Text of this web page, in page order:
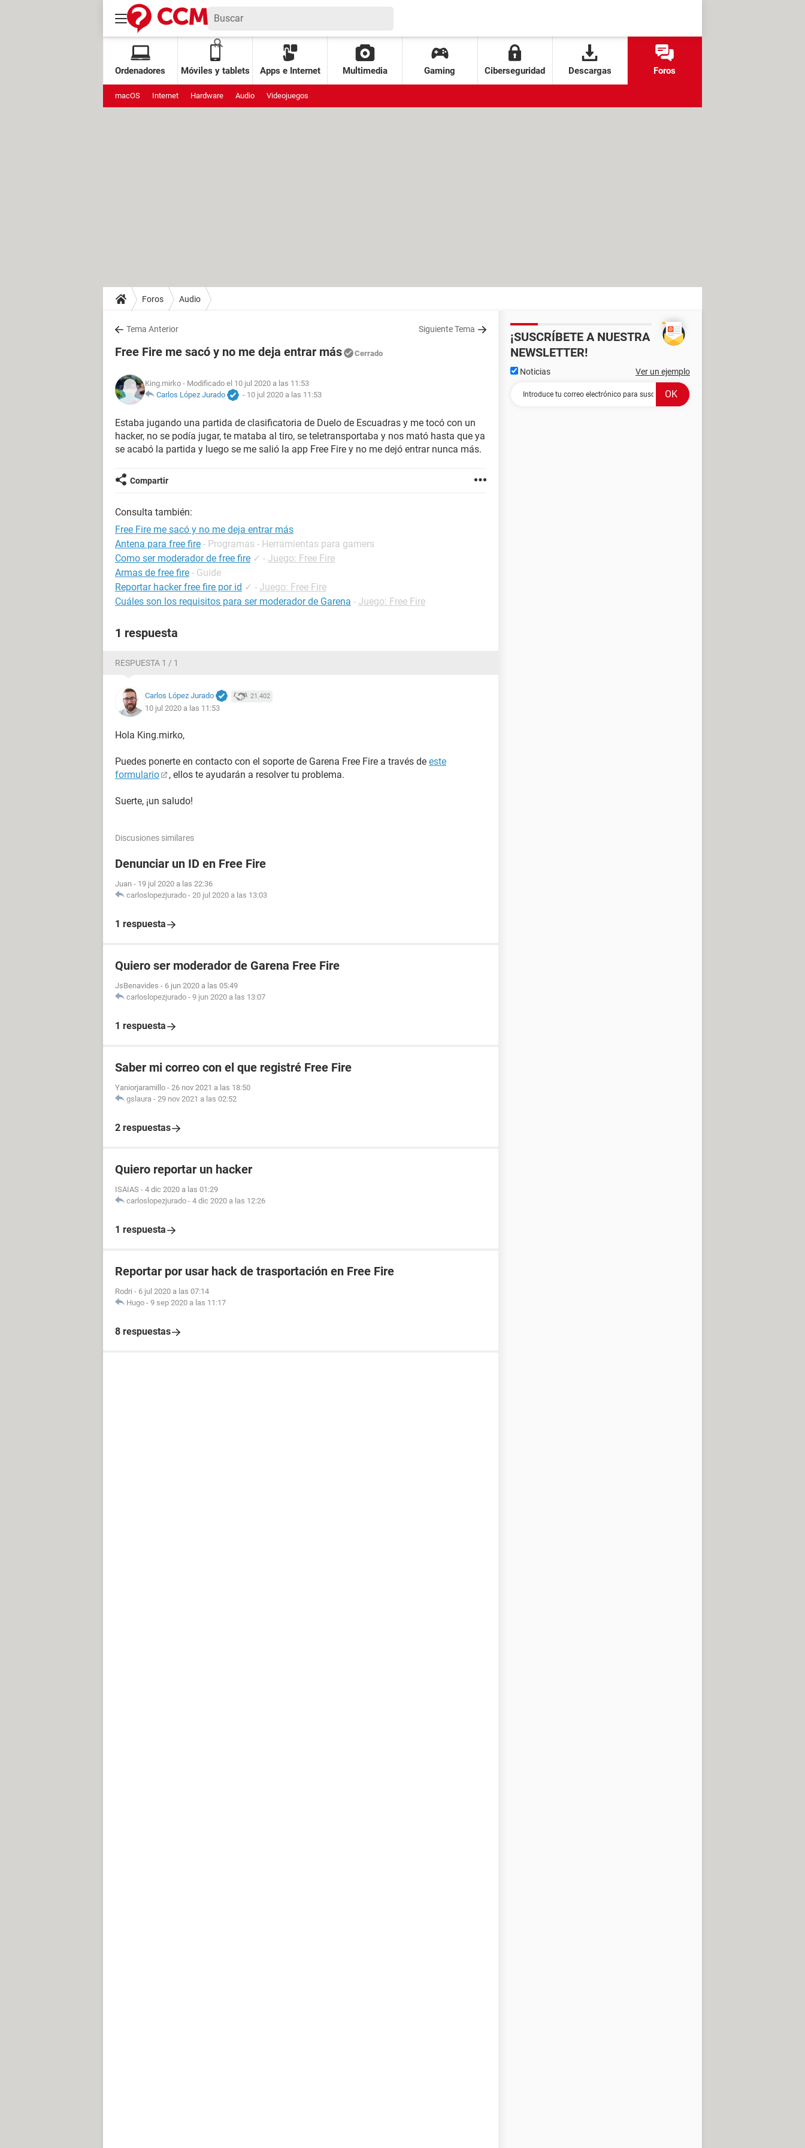
Ordenadores Móviles y tablets Apps e Internet Multimedia Gaming Ciberseguridad Descargas Foros
macOS Internet Hardware Audio Videojuegos
Foros Audio
Tema Anterior Siguiente Tema
Free Fire me sacó y no me deja entrar más Cerrado
King.mirko - Modificado el 10 jul 2020 a las 11:53
Carlos López Jurado
- 10 jul 2020 a las 11:53
Estaba jugando una partida de clasificatoria de Duelo de Escuadras y me tocó con un
hacker, no se podía jugar, te mataba al tiro, se teletransportaba y nos mató hasta que ya
se acabó la partida y luego se me salió la app Free Fire y no me dejó entrar nunca más.
Compartir
Consulta también:
Free Fire me sacó y no me deja entrar más
Antena para free fire - Programas - Herramientas para gamers
Como ser moderador de free fire ✓ - Juego: Free Fire
Armas de free fire - Guide
Reportar hacker free fire por id ✓ - Juego: Free Fire
Cuáles son los requisitos para ser moderador de Garena - Juego: Free Fire
1 respuesta
RESPUESTA 1 / 1
Carlos López Jurado 21.402
10 jul 2020 a las 11:53
Hola King.mirko,
Puedes ponerte en contacto con el soporte de Garena Free Fire a través de este
formulario
, ellos te ayudarán a resolver tu problema.
Suerte, ¡un saludo!
Discusiones similares
Denunciar un ID en Free Fire
Juan - 19 jul 2020 a las 22:36
carloslopezjurado - 20 jul 2020 a las 13:03
1 respuesta
Quiero ser moderador de Garena Free Fire
JsBenavides - 6 jun 2020 a las 05:49
carloslopezjurado - 9 jun 2020 a las 13:07
1 respuesta
Saber mi correo con el que registré Free Fire
Yaniorjaramillo - 26 nov 2021 a las 18:50
gslaura - 29 nov 2021 a las 02:52
2 respuestas
Quiero reportar un hacker
ISAIAS - 4 dic 2020 a las 01:29
carloslopezjurado - 4 dic 2020 a las 12:26
1 respuesta
Reportar por usar hack de trasportación en Free Fire
Rodri - 6 jul 2020 a las 07:14
Hugo - 9 sep 2020 a las 11:17
8 respuestas
¡SUSCRÍBETE A NUESTRA
NEWSLETTER!
Noticias Ver un ejemplo